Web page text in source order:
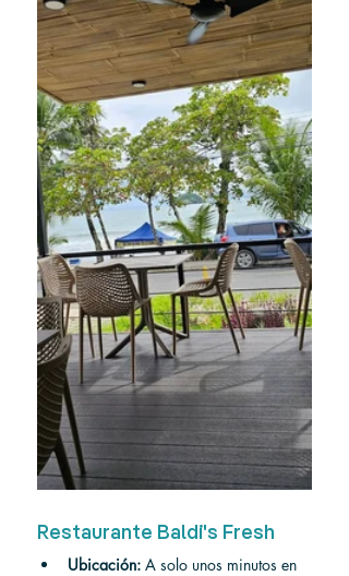
Restaurante Baldi's Fresh
Ubicación: A solo unos minutos en